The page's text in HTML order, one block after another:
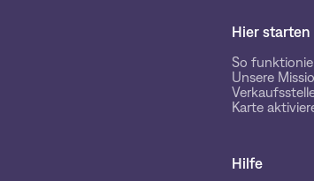
Hier starten
So
Unsere
Karte
Hilfe